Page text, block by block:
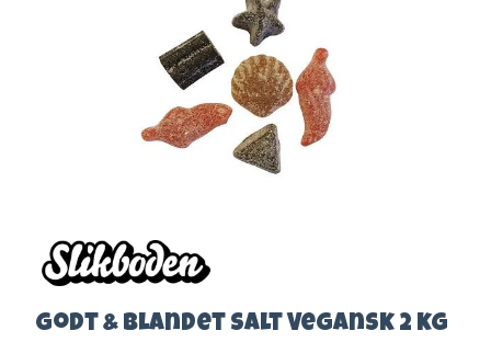
Godt & Blandet Salt Vegansk 2 kg